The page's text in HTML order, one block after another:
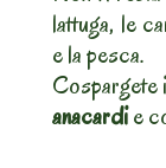
lattuga, le
e la pesca.
Cospargete
anacardie